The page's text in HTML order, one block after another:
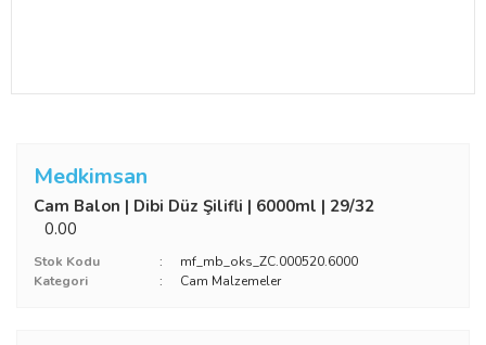
Medkimsan
Cam Balon | Dibi Düz Şilifli | 6000ml | 29/32
0.00
Stok Kodu
mf_mb_oks_ZC.000520.6000
Kategori
Cam Malzemeler